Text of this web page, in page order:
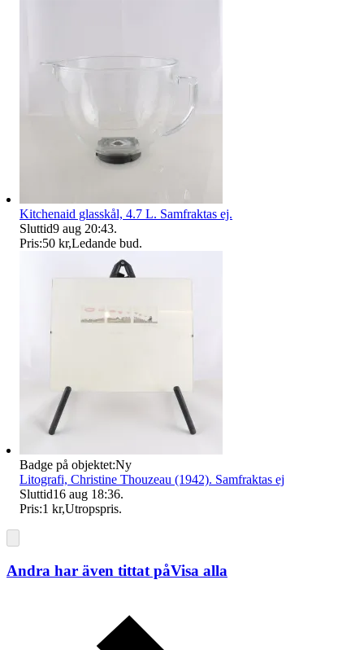
Kitchenaid glasskål, 4.7 L. Samfraktas ej.
Sluttid9 aug 20:43.
Pris:50 kr,Ledande bud.
Badge på objektet:Ny
Litografi, Christine Thouzeau (1942). Samfraktas ej
Sluttid16 aug 18:36.
Pris:1 kr,Utropspris.
Andra har även tittat påVisa alla